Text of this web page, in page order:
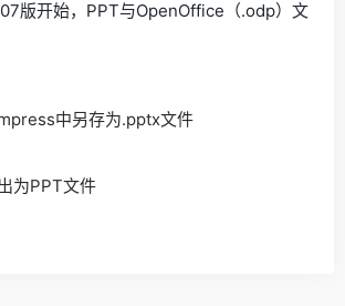
版开始，PPT与OpenOffice（.odp）文
中另存为.pptx文件
为PPT文件